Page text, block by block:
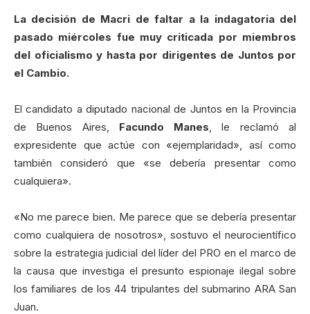
La decisión de Macri de faltar a la indagatoria del
pasado miércoles fue muy criticada por miembros
del oficialismo y hasta por dirigentes de Juntos por
el Cambio.
El candidato a diputado nacional de Juntos en la Provincia
de Buenos Aires, Facundo Manes , le reclamó al
expresidente que actúe con «ejemplaridad», así como
también consideró que «se debería presentar como
cualquiera».
«No me parece bien. Me parece que se debería presentar
como cualquiera de nosotros», sostuvo el neurocientífico
sobre la estrategia judicial del líder del PRO en el marco de
la causa que investiga el presunto espionaje ilegal sobre
los familiares de los 44 tripulantes del submarino ARA San
Juan.